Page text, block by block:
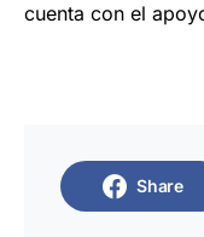
cuenta con el
Share